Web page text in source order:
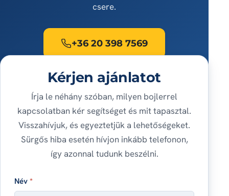
csere.
+36 20 398 7569
Kérjen ajánlatot
Írja le néhány szóban, milyen bojlerrel
kapcsolatban kér segítséget és mit tapasztal.
Visszahívjuk, és egyeztetjük a lehetőségeket.
Sürgős hiba esetén hívjon inkább telefonon,
így azonnal tudunk beszélni.
Név*